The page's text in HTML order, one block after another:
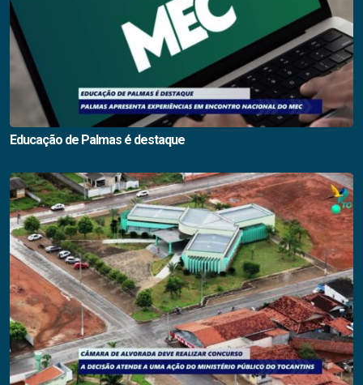
Educação de Palmas é destaque